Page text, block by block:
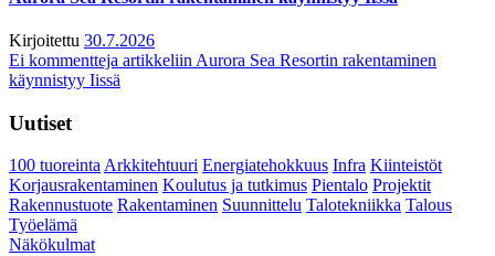
Kirjoitettu 30.7.2026
Ei kommentteja artikkeliin Aurora Sea Resortin rakentaminen
käynnistyy Iissä
Uutiset
100 tuoreintaArkkitehtuuri Energiatehokkuus Infra Kiinteistöt
Korjausrakentaminen Koulutus ja tutkimus Pientalo Projektit
Rakennustuote Rakentaminen Suunnittelu Talotekniikka Talous
Työelämä
Näkökulmat